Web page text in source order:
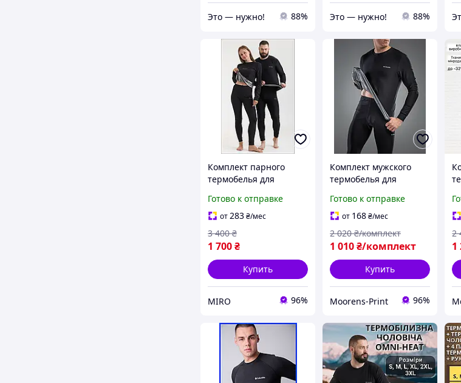
Это — нужно! 88% Это — нужно! 88%
Комплект парного
термобелья для
columbia omni heat
зимнее кофта и штаны
черное
Готово к отправке
от283₴/мес
1 700₴
3 400 ₴
Купить
MIRO 96%
Комплект мужского
термобелья для
серебра, Термобелье
мужское Columbia
Omni Heat зимнее
черное
Готово к отправке
от 168₴/мес
1 010₴/комплект
2 020 ₴/комплект
Купить
Moorens-Print 96%
1
2